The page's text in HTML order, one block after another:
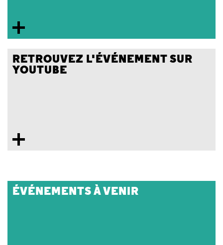
RETROUVEZ L'ÉVÉNEMENT SUR
YOUTUBE
ÉVÉNEMENTS À VENIR